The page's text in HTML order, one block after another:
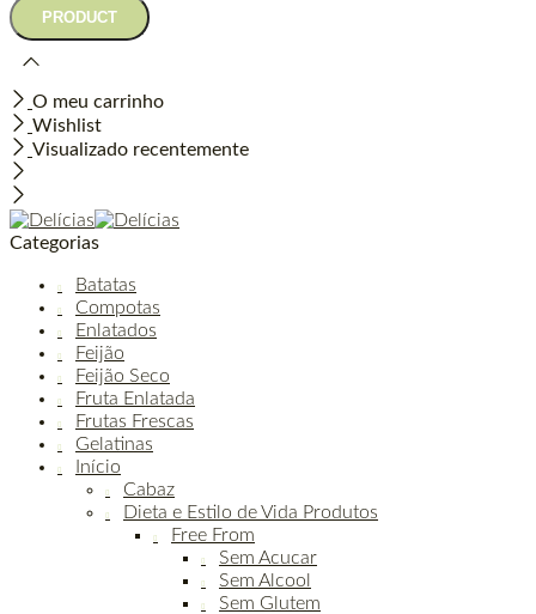
O meu carrinho
Wishlist
Visualizado recentemente
Categorias
Batatas
Compotas
Enlatados
Feijão
Feijão Seco
Fruta Enlatada
Frutas Frescas
Gelatinas
Início
Cabaz
Dieta e Estilo de Vida Produtos
Free From
Sem Acucar
Sem Alcool
Sem Glutem